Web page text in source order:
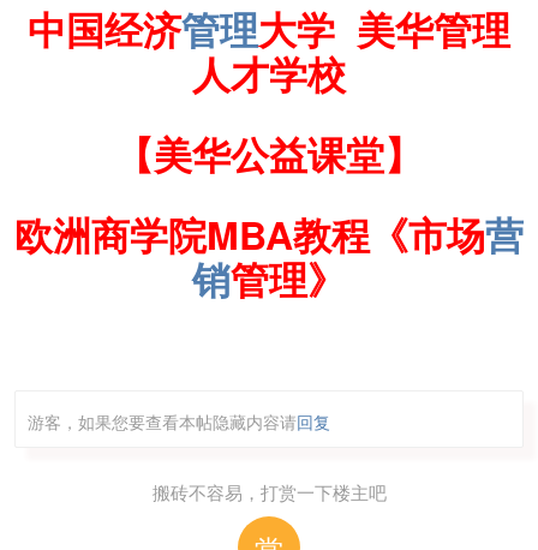
中国经济管理大学 美华管理
人才学校
【美华公益课堂】
欧洲商学院MBA教程《市场营
销管理》
游客，如果您要查看本帖隐藏内容请回复
搬砖不容易，打赏一下楼主吧